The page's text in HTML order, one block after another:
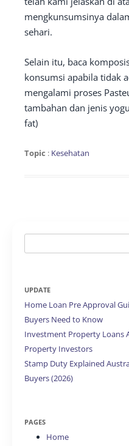
mengkunsumsinya
sehari.
Selain itu, baca
konsumsi apabila tidak
mengalami proses
tambahan dan jenis
fat)
Topic : Kesehatan
for:
UPDATE
Home Loan Pre Approval
Buyers Need to Know
Investment Property Loans
Property Investors
Stamp Duty Explained
Buyers (2026)
PAGES
Home